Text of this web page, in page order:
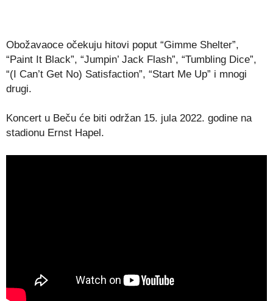
Obožavaoce očekuju hitovi poput “Gimme Shelter”,
“Paint It Black”, “Jumpin’ Jack Flash”, “Tumbling Dice”,
“(I Can’t Get No) Satisfaction”, “Start Me Up” i mnogi
drugi.
Koncert u Beču će biti održan 15. jula 2022. godine na
stadionu Ernst Hapel.